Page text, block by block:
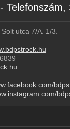
utca 7/A. 1/3.